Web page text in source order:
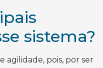
sistema?
agilidade, pois, por ser